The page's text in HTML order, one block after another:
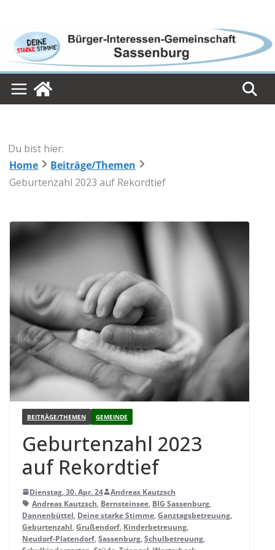
content
Du bist hier:
Home
Beiträge/Themen
Geburtenzahl 2023 auf Rekordtief
BEITRÄGE/THEMEN GEMEINDE
Gebur­ten­zahl 2023
auf Rekordtief
Dienstag, 30. Apr. 24
Andreas Kautzsch
Andreas Kautzsch, Bernsteinsee, BIG Sassenburg,
Dannenbüttel, Deine starke Stimme, Ganztagsbetreuung,
Geburtenzahl, Grußendorf, Kinderbetreuung,
Neudorf-Platendorf, Sassenburg, Schulbetreuung,